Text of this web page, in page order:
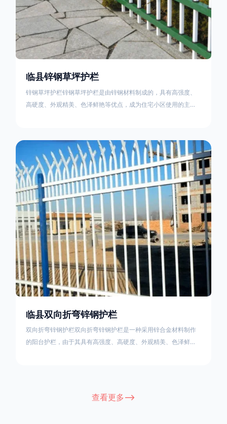
临县锌钢草坪护栏
锌钢草坪护栏锌钢草坪护栏是由锌钢材料制成的，具有高强度、
高硬度、外观精美、色泽鲜艳等优点，成为住宅小区使用的主流
的使用方法主要是应用在人员行走的边界处，这就需要锌钢草坪
护栏产品的表面设计较为圆滑，减少人员不小心碰触锌钢草坪护
栏产品的伤害值。在安装前，土木建筑为砖砌或混凝土浇筑奠定
了的基础
临县双向折弯锌钢护栏
双向折弯锌钢护栏双向折弯锌钢护栏是一种采用锌合金材料制作
的阳台护栏，由于其具有高强度、高硬度、外观精美、色泽鲜艳
或者咨询厂家客服以获取更准确的信息。
查看更多-->